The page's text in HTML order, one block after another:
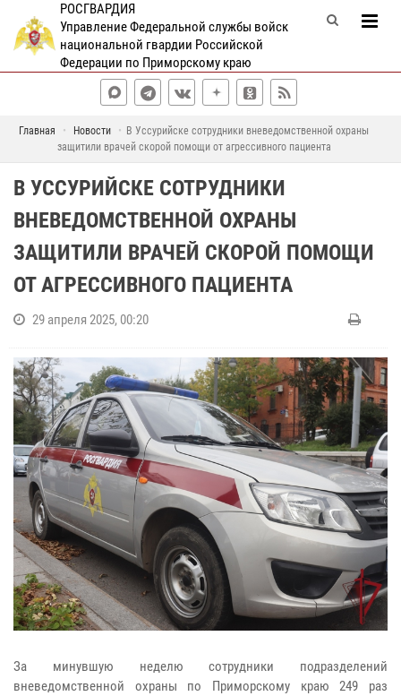
РОСГВАРДИЯ
Управление Федеральной службы войск
национальной гвардии Российской
Федерации по Приморскому краю
Главная Новости
В Уссурийске сотрудники вневедомственной охраны
защитили врачей скорой помощи от агрессивного пациента
В УССУРИЙСКЕ СОТРУДНИКИ
ВНЕВЕДОМСТВЕННОЙ ОХРАНЫ
ЗАЩИТИЛИ ВРАЧЕЙ СКОРОЙ ПОМОЩИ
ОТ АГРЕССИВНОГО ПАЦИЕНТА
29 апреля 2025, 00:20
За минувшую неделю сотрудники подразделений
вневедомственной охраны по Приморскому краю 249 раз